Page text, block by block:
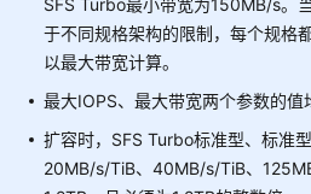
SFS Turbo最小带宽为150MB/s。
于不同规格架构的限制，每个规格
以最大带宽计算。
最大IOPS、最大带宽两个参数的值
扩容时，SFS Turbo标准型、标准
20MB/s/TiB、40MB/s/TiB、